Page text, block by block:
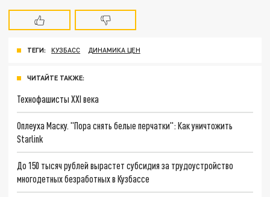
ТЕГИ: КУЗБАСС ДИНАМИКА ЦЕН
ЧИТАЙТЕ ТАКЖЕ:
Технофашисты XXI века
Оплеуха Маску. "Пора снять белые перчатки": Как уничтожить
Starlink
До 150 тысяч рублей вырастет субсидия за трудоустройство
многодетных безработных в Кузбассе